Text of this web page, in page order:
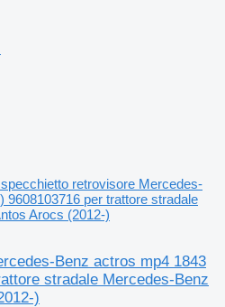
specchietto retrovisore Mercedes-
9608103716 per trattore stradale
Arocs (2012-)
Benz actros mp4 1843
stradale Mercedes-Benz
)